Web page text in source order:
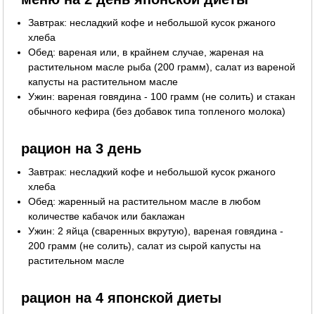
Завтрак: несладкий кофе и небольшой кусок ржаного
хлеба
Обед: вареная или, в крайнем случае, жареная на
растительном масле рыба (200 грамм), салат из вареной
капусты на растительном масле
Ужин: вареная говядина - 100 грамм (не солить) и стакан
обычного кефира (без добавок типа топленого молока)
рацион на 3 день
Завтрак: несладкий кофе и небольшой кусок ржаного
хлеба
Обед: жаренный на растительном масле в любом
количестве кабачок или баклажан
Ужин: 2 яйца (сваренных вкрутую), вареная говядина -
200 грамм (не солить), салат из сырой капусты на
растительном масле
рацион на 4 японской диеты